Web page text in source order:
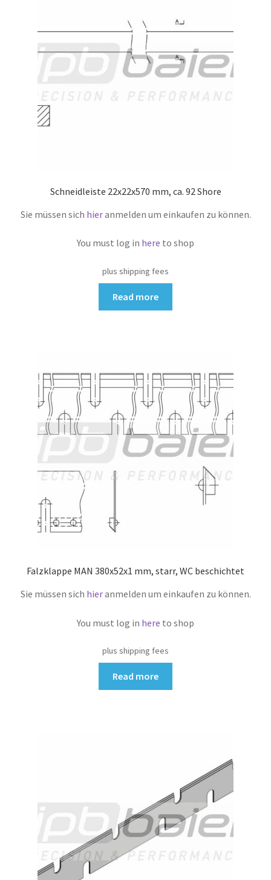
Schneidleiste 22x22x570 mm, ca. 92 Shore
Sie müssen sich hieranmelden um einkaufen zu können.
You must log in here to shop
plus shipping fees
Read more
Falzklappe MAN 380x52x1 mm, starr, WC beschichtet
Sie müssen sich hieranmelden um einkaufen zu können.
You must log in here to shop
plus shipping fees
Read more